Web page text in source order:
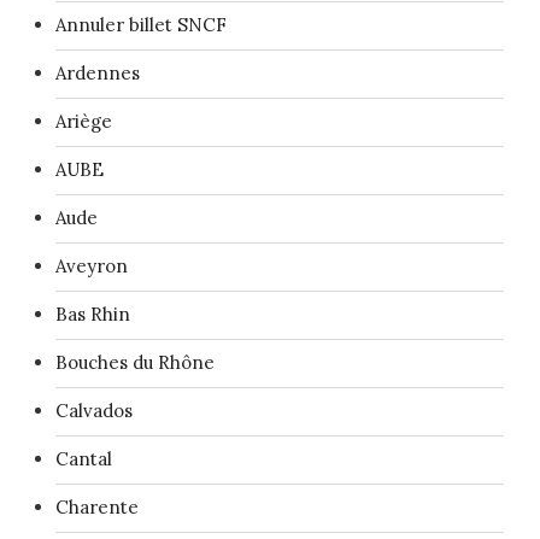
Annuler billet SNCF
Ardennes
Ariège
AUBE
Aude
Aveyron
Bas Rhin
Bouches du Rhône
Calvados
Cantal
Charente